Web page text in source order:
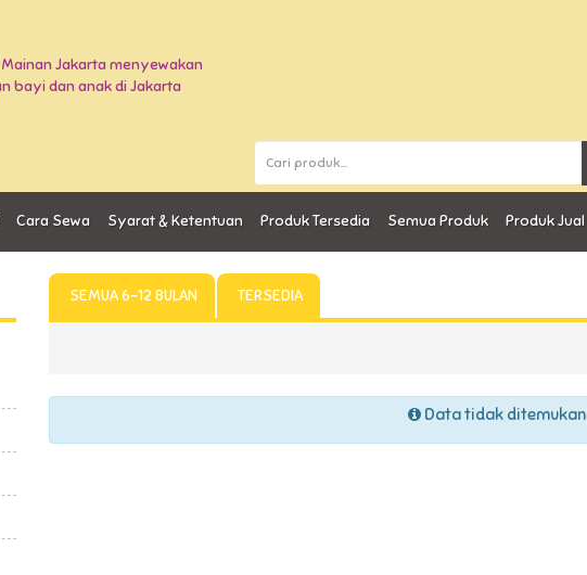
Cara Sewa Syarat & Ketentuan Produk Tersedia Semua Produk Produk Jual
SEMUA 6-12 BULAN TERSEDIA
Data tidak ditemukan